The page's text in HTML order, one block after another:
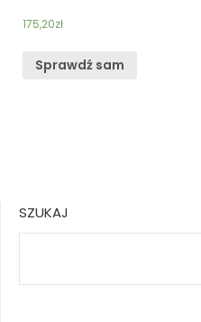
175,20zł
Sprawdź sam
SZUKAJ